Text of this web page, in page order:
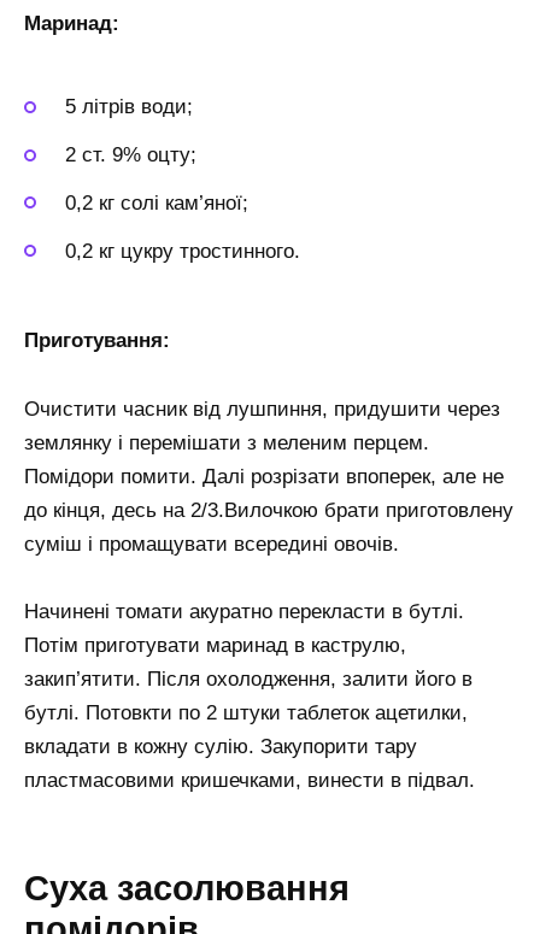
Маринад:
5 літрів води;
2 ст. 9% оцту;
0,2 кг солі кам’яної;
0,2 кг цукру тростинного.
Приготування:
Очистити часник від лушпиння, придушити через
землянку і перемішати з меленим перцем.
Помідори помити. Далі розрізати впоперек, але не
до кінця, десь на 2/3.Вилочкою брати приготовлену
суміш і промащувати всередині овочів.
Начинені томати акуратно перекласти в бутлі.
Потім приготувати маринад в каструлю,
закип’ятити. Після охолодження, залити його в
бутлі. Потовкти по 2 штуки таблеток ацетилки,
вкладати в кожну сулію. Закупорити тару
пластмасовими кришечками, винести в підвал.
Суха засолювання